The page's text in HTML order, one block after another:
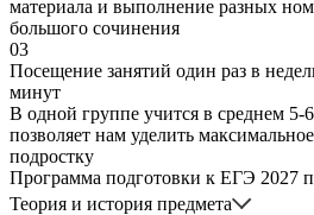
материала и выполнение разных
большого сочинения
03
Посещение занятий один раз в
минут
В одной группе учится в среднем 5-
позволяет нам уделить
подростку
Программа подготовки к ЕГЭ 2027
Теория и история предмета